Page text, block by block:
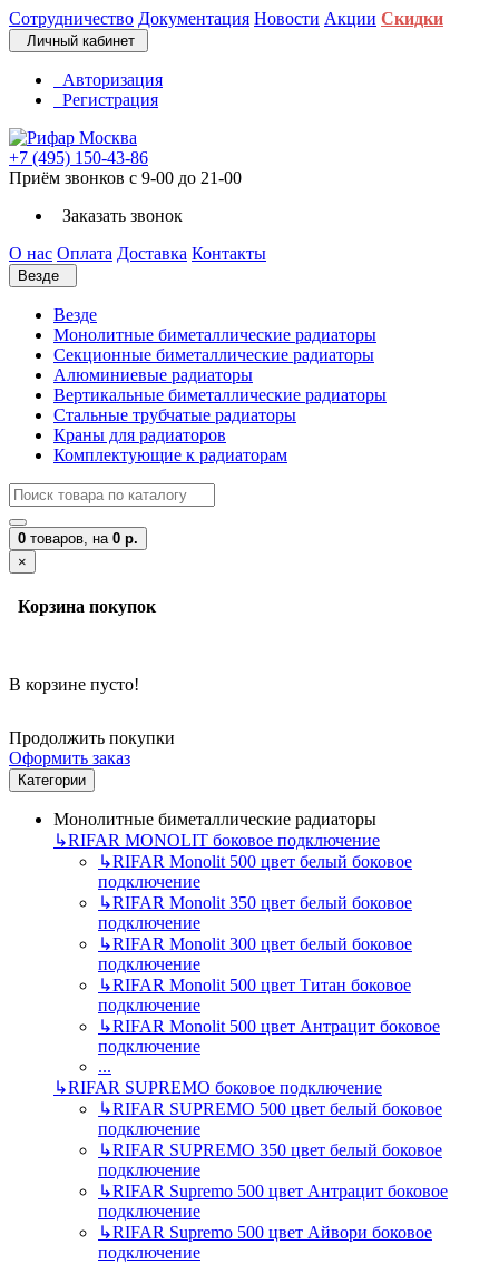
Сотрудничество Документация Новости Акции Скидки
Личный кабинет
Авторизация
Регистрация
+7 (495) 150-43-86
Приём звонков с 9-00 до 21-00
Заказать звонок
О нас Оплата Доставка Контакты
Везде
Везде
Монолитные биметаллические радиаторы
Секционные биметаллические радиаторы
Алюминиевые радиаторы
Вертикальные биметаллические радиаторы
Стальные трубчатые радиаторы
Краны для радиаторов
Комплектующие к радиаторам
0 товаров, на 0 р.
×
Корзина покупок
В корзине пусто!
Продолжить покупки
Оформить заказ
Категории
Монолитные биметаллические радиаторы
↳RIFAR MONOLIT боковое подключение
↳RIFAR Monolit 500 цвет белый боковое
подключение
↳RIFAR Monolit 350 цвет белый боковое
подключение
↳RIFAR Monolit 300 цвет белый боковое
подключение
↳RIFAR Monolit 500 цвет Титан боковое
подключение
↳RIFAR Monolit 500 цвет Антрацит боковое
подключение
...
↳RIFAR SUPREMO боковое подключение
↳RIFAR SUPREMO 500 цвет белый боковое
подключение
↳RIFAR SUPREMO 350 цвет белый боковое
подключение
↳RIFAR Supremo 500 цвет Антрацит боковое
подключение
↳RIFAR Supremo 500 цвет Айвори боковое
подключение